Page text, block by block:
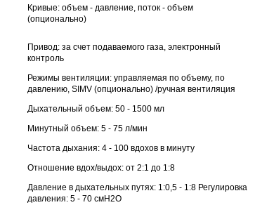
Кривые: объем - давление, поток - объем
(опционально)
Привод: за счет подаваемого газа, электронный
контроль
Режимы вентиляции: управляемая по объему, по
давлению, SIMV (опционально) /ручная вентиляция
Дыхательный объем: 50 - 1500 мл
Минутный объем: 5 - 75 л/мин
Частота дыхания: 4 - 100 вдохов в минуту
Отношение вдох/выдох: от 2:1 до 1:8
Давление в дыхательных путях: 1:0,5 - 1:8 Регулировка
давления: 5 - 70 смН2О